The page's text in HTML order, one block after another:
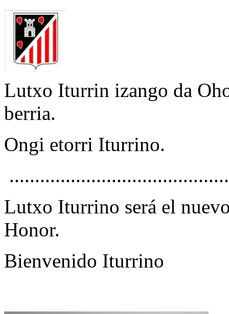
Lutxo Iturrin izango da
berria.
Ongi etorri Iturrino.
Lutxo Iturrino será el
Honor.
Bienvenido Iturrino